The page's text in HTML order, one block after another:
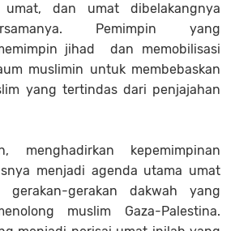
umat, dan umat dibelakangnya
Pemimpin yang
jihad dan memobilisasi
muslimin untuk membebaskan
yang tertindas dari penjajahan
menghadirkan kepemimpinan
menjadi agenda utama umat
gerakan-gerakan dakwah yang
muslim Gaza-Palestina.